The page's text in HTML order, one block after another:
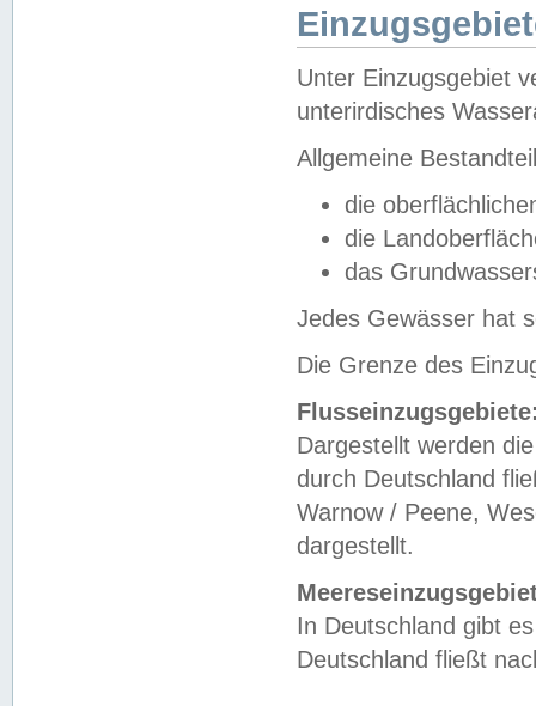
Unter Einzugsgebiet
unterirdisches
Allgemeine
die
die
das
Jedes Gewässer hat
Die Grenze des
Dargestellt werden
durch Deutschland
Warnow / Peene,
dargestellt.
In Deutschland gibt
Deutschland fließt